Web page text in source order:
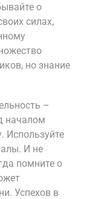
о
силах,
но знание
–
началом
Используйте
И не
помните о
Успехов в